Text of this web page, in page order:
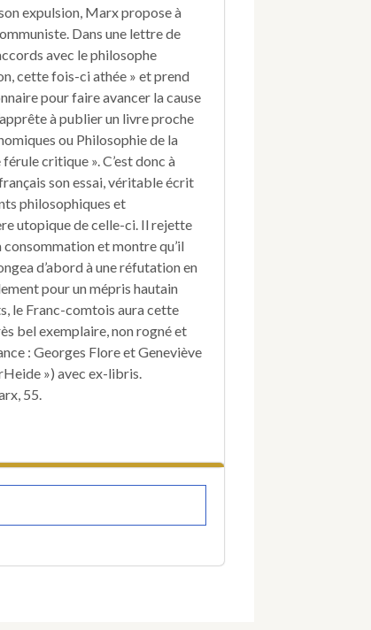
expulsion, Marx propose à
Dans une lettre de
avec le philosophe
cette fois-ci athée » et prend
pour faire avancer la cause
à publier un livre proche
ou Philosophie de la
critique ». C’est donc à
son essai, véritable écrit
philosophiques et
utopique de celle-ci. Il rejette
consommation et montre qu’il
d’abord à une réfutation en
pour un mépris hautain
le Franc-comtois aura cette
bel exemplaire, non rogné et
: Georges Flore et Geneviève
») avec ex-libris.
55.